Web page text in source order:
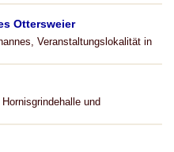
Ottersweier
Veranstaltungslokalität in
und